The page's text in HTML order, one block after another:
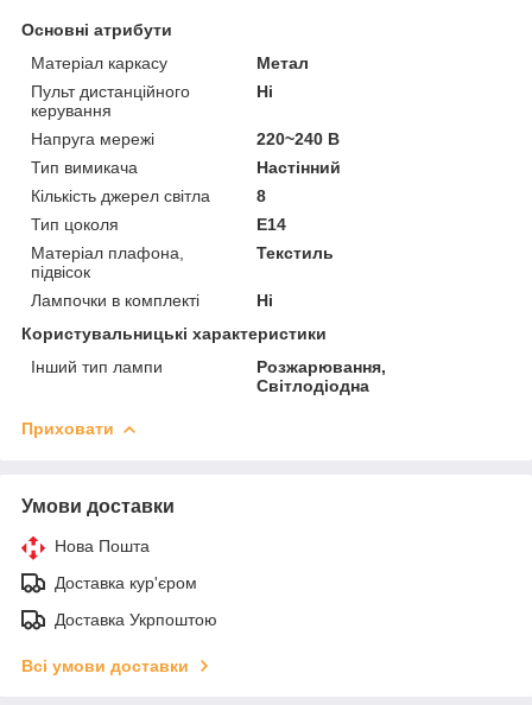
Основні атрибути
Матеріал каркасу
Метал
Пульт дистанційного
керування
Ні
Напруга мережі
220~240 В
Тип вимикача
Настінний
Кількість джерел світла
8
Тип цоколя
E14
Матеріал плафона,
підвісок
Текстиль
Лампочки в комплекті
Ні
Користувальницькі характеристики
Інший тип лампи
Розжарювання,
Світлодіодна
Приховати
Умови доставки
Нова Пошта
Доставка кур'єром
Доставка Укрпоштою
Всі умови доставки